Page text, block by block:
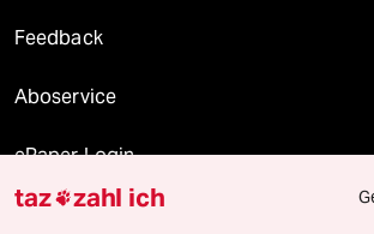
Feedback
Aboservice
ePaper Login
Downloads für Abonnierende
taz zahl ich